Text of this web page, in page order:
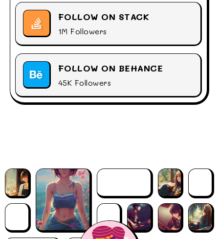
FOLLOW ON STACK
1M Followers
FOLLOW ON BEHANCE
45K Followers